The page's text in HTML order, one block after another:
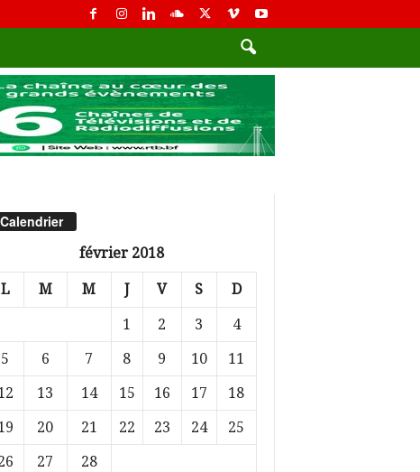
Calendrier
février 2018
L M M J V S D
1 2 3
4
5
6 7 8 9 10
11
13 14 15 16 17
18
20 21 22 23 24
25
27
28